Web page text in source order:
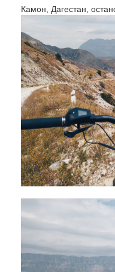
Камон, Дагестан,